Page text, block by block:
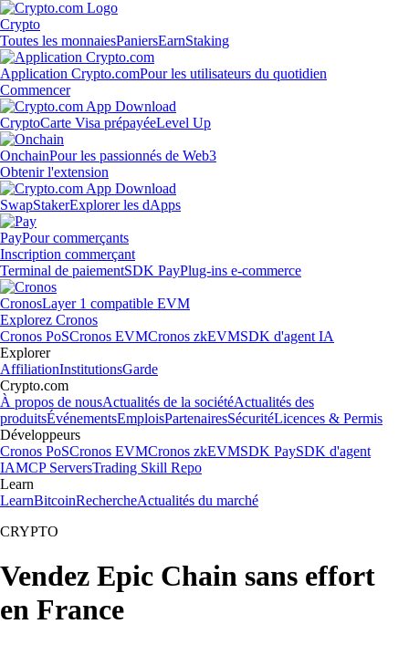
Crypto
Toutes les monnaiesPaniersEarnStaking
Application Crypto.comPour les utilisateurs du quotidien
Commencer
CryptoCarte Visa prépayéeLevel Up
OnchainPour les passionnés de Web3
Obtenir l'extension
SwapStakerExplorer les dApps
PayPour commerçants
Inscription commerçant
Terminal de paiementSDK PayPlug-ins e-commerce
CronosLayer 1 compatible EVM
Explorez Cronos
Cronos PoSCronos EVMCronos zkEVMSDK d'agent IA
Explorer
AffiliationInstitutionsGarde
Crypto.com
À propos de nousActualités de la sociétéActualités des
produitsÉvénementsEmploisPartenairesSécuritéLicences & Permis
Développeurs
Cronos PoSCronos EVMCronos zkEVMSDK PaySDK d'agent
IAMCP ServersTrading Skill Repo
Learn
LearnBitcoinRechercheActualités du marché
CRYPTO
Vendez Epic Chain sans effort
en France